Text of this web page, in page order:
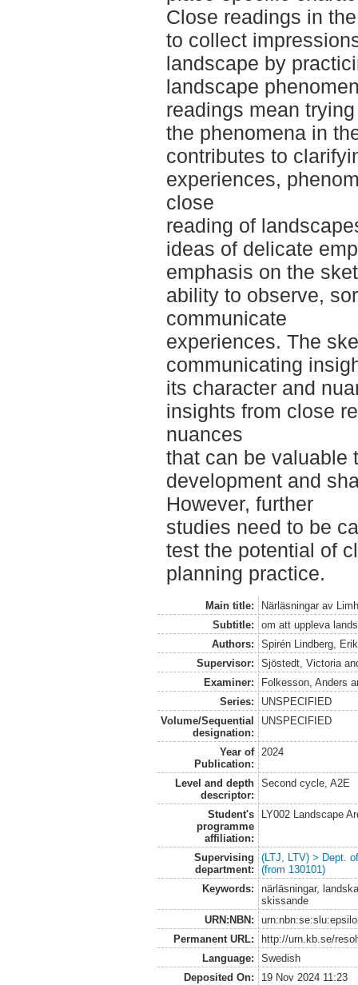
Close readings in
to collect
landscape by
landscape
readings mean
the phenomena in
contributes to
experiences,
close
reading of
ideas of delicate
emphasis on the
ability to observe,
communicate
experiences. The
communicating
its character and
insights from close
nuances
that can be valuable
development and
However, further
studies need to be
test the potential of
planning practice.
Main title:
Närläsningar av
Subtitle:
om att uppleva
Authors:
Spirén Lindberg, Erik
Supervisor:
Sjöstedt, Victoria
Examiner:
Folkesson, Anders
Series:
UNSPECIFIED
Volume/Sequential
designation:
UNSPECIFIED
Year of
Publication:
2024
Level and depth
descriptor:
Second cycle, A2E
Student's
programme
affiliation:
LY002 Landscape
Supervising
department:
(LTJ, LTV) > Dept.
(from 130101)
Keywords:
närläsningar,
skissande
URN:NBN:
Permanent URL:
http://urn.kb.se/
Language:
Swedish
Deposited On:
19 Nov 2024 11:23